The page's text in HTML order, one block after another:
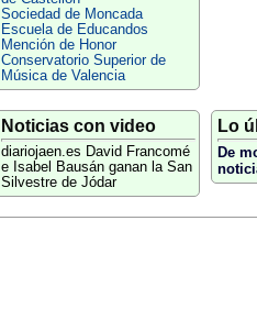
Sociedad de Moncada
Escuela de Educandos
Mención de Honor
Conservatorio Superior de
Música de Valencia
Noticias con video
diariojaen.es David Francomé
e Isabel Bausán ganan la San
Silvestre de Jódar
Lo
De